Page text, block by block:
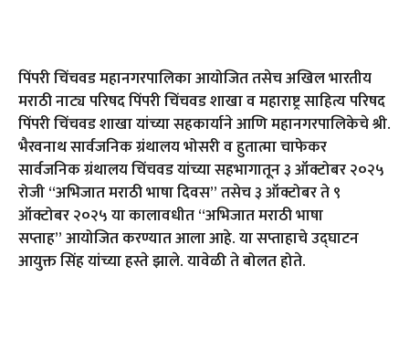
पिंपरी चिंचवड महानगरपालिका आयोजित तसेच अखिल भारतीय
मराठी नाट्य परिषद पिंपरी चिंचवड शाखा व महाराष्ट्र साहित्य परिषद
पिंपरी चिंचवड शाखा यांच्या सहकार्याने आणि महानगरपालिकेचे श्री.
भैरवनाथ सार्वजनिक ग्रंथालय भोसरी व हुतात्मा चाफेकर
सार्वजनिक ग्रंथालय चिंचवड यांच्या सहभागातून ३ ऑक्टोबर २०२५
रोजी“अभिजात मराठी भाषा दिवस”तसेच ३ ऑक्टोबर ते ९
ऑक्टोबर २०२५ या कालावधीत“अभिजात मराठी भाषा
सप्ताह”आयोजित करण्यात आला आहे. या सप्ताहाचे उद्घाटन
आयुक्त सिंह यांच्या हस्ते झाले. यावेळी ते बोलत होते.